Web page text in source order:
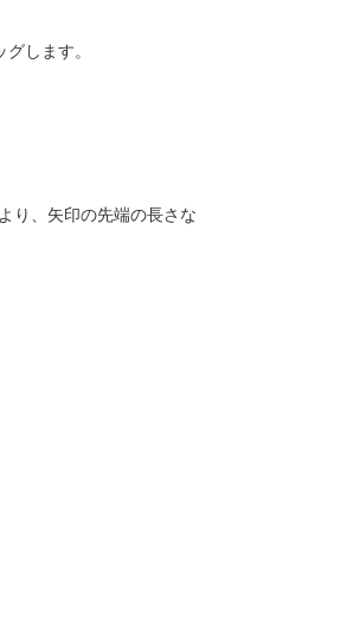
します。
り、矢印の先端の長さな